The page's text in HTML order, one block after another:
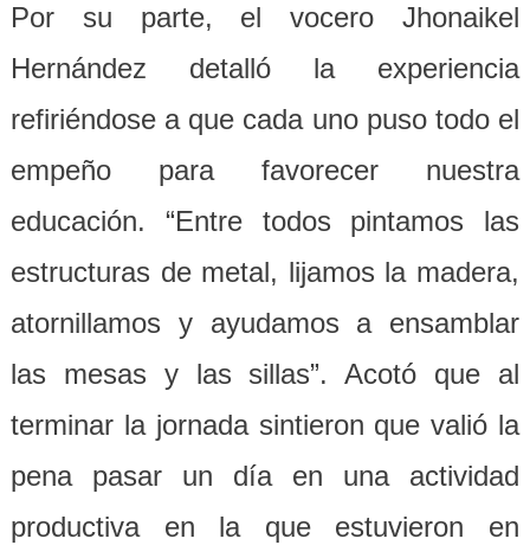
Por su parte, el vocero Jhonaikel
Hernández detalló la experiencia
refiriéndose a que cada uno puso todo el
empeño para favorecer nuestra
educación. “Entre todos pintamos las
estructuras de metal, lijamos la madera,
atornillamos y ayudamos a ensamblar
las mesas y las sillas”. Acotó que al
terminar la jornada sintieron que valió la
pena pasar un día en una actividad
productiva en la que estuvieron en